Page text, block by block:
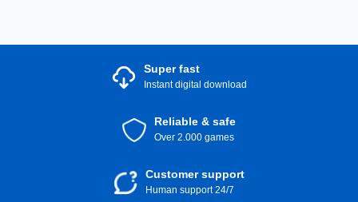
Super fast
Instant digital download
Reliable & safe
Over 2.000 games
Customer support
Human support 24/7